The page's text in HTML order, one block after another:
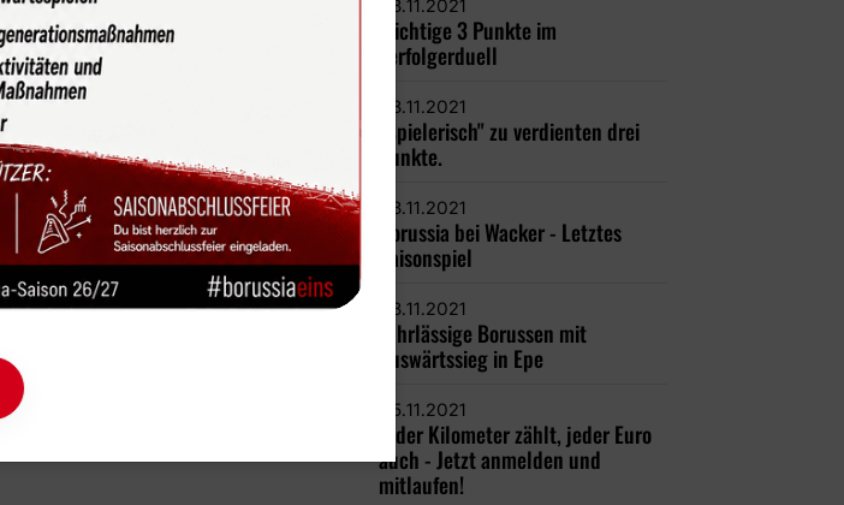
08.11.2021
Wichtige 3 Punkte im
Verfolgerduell
08.11.2021
"Spielerisch" zu verdienten drei
Punkte.
08.11.2021
Borussia bei Wacker - Letztes
Saisonspiel
08.11.2021
Fahrlässige Borussen mit
Auswärtssieg in Epe
05.11.2021
Jeder Kilometer zählt, jeder Euro
auch - Jetzt anmelden und
mitlaufen!